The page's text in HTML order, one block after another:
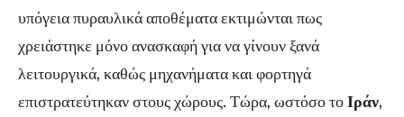
υπόγεια πυραυλικά αποθέματα εκτιμώνται πως
χρειάστηκε μόνο ανασκαφή για να γίνουν ξανά
λειτουργικά, καθώς μηχανήματα και φορτηγά
επιστρατεύτηκαν στους χώρους. Τώρα, ωστόσο τοΙράν,